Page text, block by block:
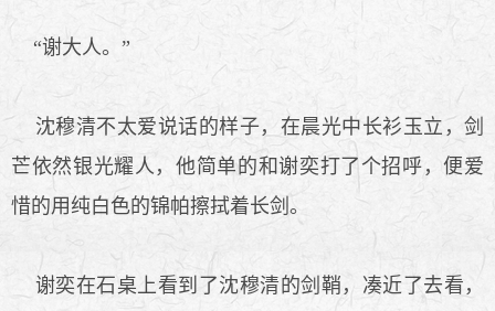
“谢大人。”
沈穆清不太爱说话的样子，在晨光中长衫玉立，剑
芒依然银光耀人，他简单的和谢奕打了个招呼，便爱
惜的用纯白色的锦帕擦拭着长剑。
谢奕在石桌上看到了沈穆清的剑鞘，凑近了去看，